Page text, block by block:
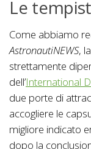
Le
Come abbiamo
AstronautiNEWS,
strettamente
dell’International
due porte di
accogliere le
migliore indicato
dopo la